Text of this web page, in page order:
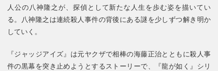
人公の八神隆之が、探偵として新たな人生を歩む姿を描いてい
る。八神隆之は連続殺人事件の背後にある謎を少しずつ解き明か
していく。
『ジャッジアイズ』は元ヤクザで相棒の海藤正治とともに殺人事
件の黒幕を突き止めようとするストーリーで、『龍が如く』シリ